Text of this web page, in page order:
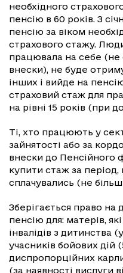
необхідного
пенсію в 60 років. З
пенсію за віком
страхового стажу.
працювала на себе (не
внески), не буде
інших і вийде на
страховий стаж для
на рівні 15 років (при
Ті, хто працюють у
зайнятості або за
внески до Пенсійного
купити стаж за період,
сплачувались (не
Зберігається право на
пенсію для: матерів,
інвалідів з дитинства
учасників бойових дій
диспропорційних
(за наявності вислуги